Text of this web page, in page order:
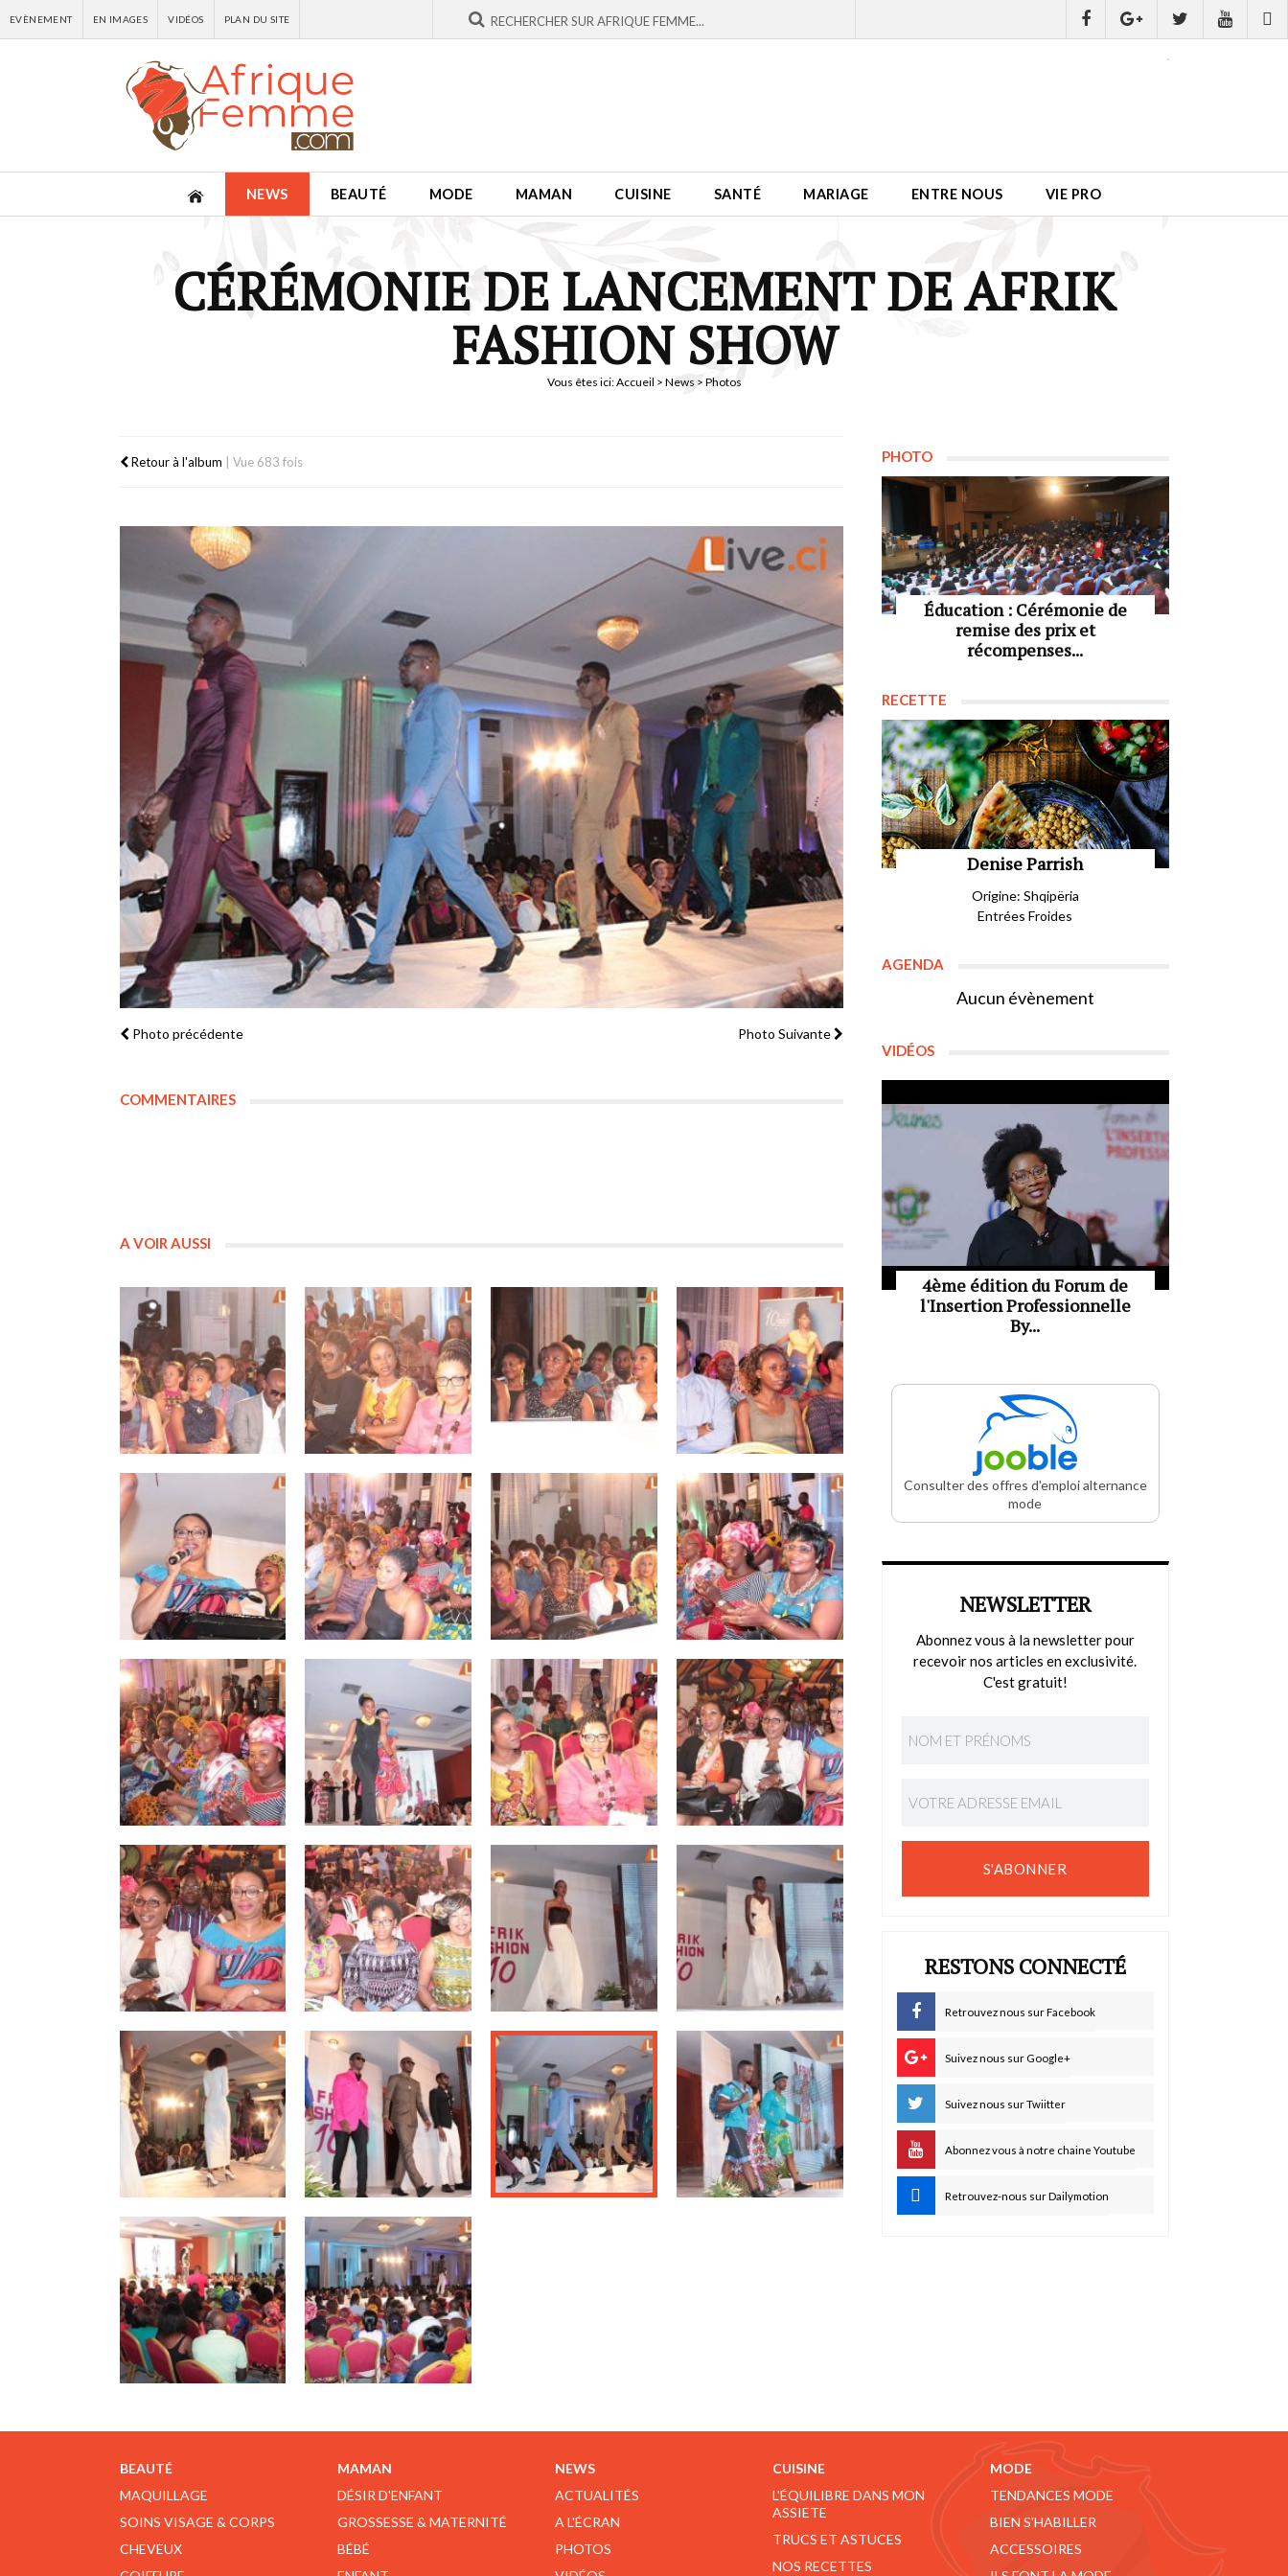
EVÈNEMENT EN IMAGES VIDÉOS PLAN DU SITE
NEWS BEAUTÉ MODE MAMAN CUISINE SANTÉ MARIAGE ENTRE NOUS VIE PRO
CÉRÉMONIE DE LANCEMENT DE AFRIK
FASHION SHOW
Vous êtes ici:Accueil > News > Photos
Retour à l'album Vue 683 fois
Photo précédente Photo Suivante
COMMENTAIRES
A VOIR AUSSI
PHOTO
Éducation : Cérémonie de
remise des prix et
récompenses...
RECETTE
Denise Parrish
Origine: Shqipëria
Entrées Froides
AGENDA
Aucun évènement
VIDÉOS
4ème édition du Forum de
l'Insertion Professionnelle
By...
Consulter des offres d'emploi alternance
mode
NEWSLETTER
Abonnez vous à la newsletter pour
recevoir nos articles en exclusivité.
C'est gratuit!
S'ABONNER
RESTONS CONNECTÉ
Retrouvez nous sur Facebook
Suivez nous sur Google+
Suivez nous sur Twiitter
Abonnez vous à notre chaine Youtube
Retrouvez-nous sur Dailymotion
BEAUTÉ
MAQUILLAGE
SOINS VISAGE & CORPS
CHEVEUX
MAMAN
DÉSIR D'ENFANT
GROSSESSE & MATERNITÉ
BÉBÉ
NEWS
ACTUALITÉS
A L'ÉCRAN
PHOTOS
CUISINE
L'ÉQUILIBRE DANS MON
ASSIETE
TRUCS ET ASTUCES
NOS RECETTES
MODE
TENDANCES MODE
BIEN S'HABILLER
ACCESSOIRES